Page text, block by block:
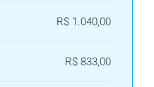
R$ 1.040,00
R$ 833,00